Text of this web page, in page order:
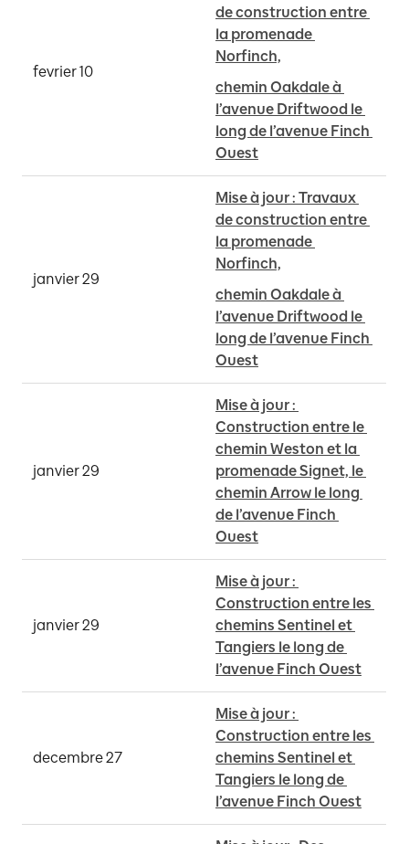
fevrier 10
de construction entre
la promenade
Norfinch,
chemin Oakdale à
l’avenue Driftwood le
long de l’avenue Finch
Ouest
janvier 29
Mise à jour : Travaux
de construction entre
la promenade
Norfinch,
chemin Oakdale à
l’avenue Driftwood le
long de l’avenue Finch
Ouest
janvier 29
Mise à jour :
Construction entre le
chemin Weston et la
promenade Signet, le
chemin Arrow le long
de l’avenue Finch
Ouest
janvier 29
Mise à jour :
Construction entre les
chemins Sentinel et
Tangiers le long de
l’avenue Finch Ouest
decembre 27
Mise à jour :
Construction entre les
chemins Sentinel et
Tangiers le long de
l’avenue Finch Ouest